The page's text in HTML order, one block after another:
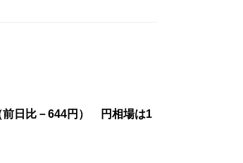
日比－644円） 円相場は1